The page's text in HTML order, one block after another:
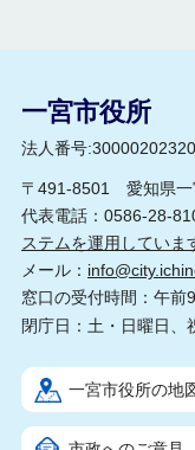
一宮市役所
法人番号
〒491-8501 愛知県一
代表電話：0586-28-
ステムを運用していま
メール：
窓口の受付時間：午前
閉庁日：土・日曜日、
一宮市役所の地